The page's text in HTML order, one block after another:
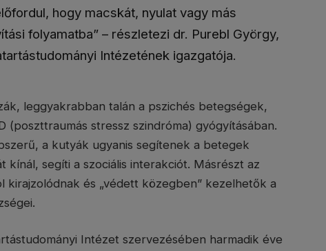
hogy macskát, nyulat vagy más
folyamatba” – részletezi dr. Purebl György,
Intézetének igazgatója.
leggyakrabban talán a pszichés betegségek,
(poszttraumás stressz szindróma) gyógyításában.
a kutyák ugyanis segítenek a betegek
kínál, segíti a szociális interakciót. Másrészt az
és „védett közegben” kezelhetők a
Intézet szervezésében harmadik éve